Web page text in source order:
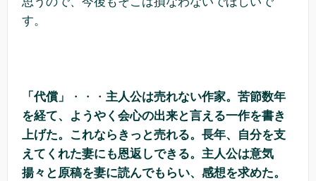
す。
「代償」 ・・・ 主人公は売れない作家。苦節数年
を経て、ようやく会心の出来と言える一作を書き
上げた。これならきっと売れる。長年、自分を支
えてくれた妻にも恩返しできる。主人公は意気
揚々と原稿を妻に読んでもらい、感想を求めた。